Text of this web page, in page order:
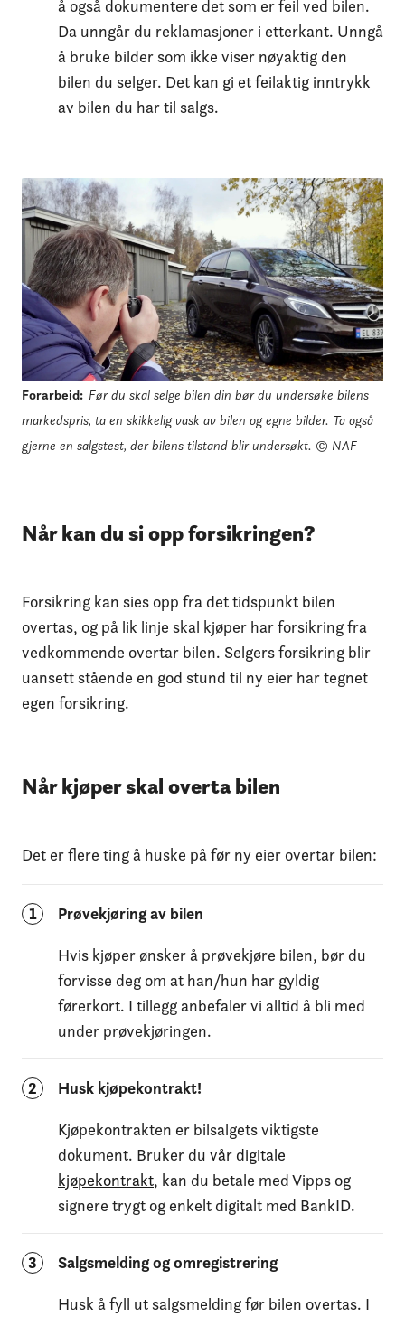
å også dokumentere det som er feil ved bilen.
Da unngår du reklamasjoner i etterkant. Unngå
å bruke bilder som ikke viser nøyaktig den
bilen du selger. Det kan gi et feilaktig inntrykk
av bilen du har til salgs.
Forarbeid: Før du skal selge bilen din bør du undersøke bilens
markedspris, ta en skikkelig vask av bilen og egne bilder. Ta også
gjerne en salgstest, der bilens tilstand blir undersøkt. © NAF
Når kan du si opp forsikringen?
Forsikring kan sies opp fra det tidspunkt bilen
overtas, og på lik linje skal kjøper har forsikring fra
vedkommende overtar bilen. Selgers forsikring blir
uansett stående en god stund til ny eier har tegnet
egen forsikring.
Når kjøper skal overta bilen
Det er flere ting å huske på før ny eier overtar bilen:
1
Prøvekjøring av bilen
Hvis kjøper ønsker å prøvekjøre bilen, bør du
forvisse deg om at han/hun har gyldig
førerkort. I tillegg anbefaler vi alltid å bli med
under prøvekjøringen.
2
Husk kjøpekontrakt!
Kjøpekontrakten er bilsalgets viktigste
dokument. Bruker du vår digitale
kjøpekontrakt, kan du betale med Vipps og
signere trygt og enkelt digitalt med BankID.
3
Salgsmelding og omregistrering
Husk å fyll ut salgsmelding før bilen overtas. I